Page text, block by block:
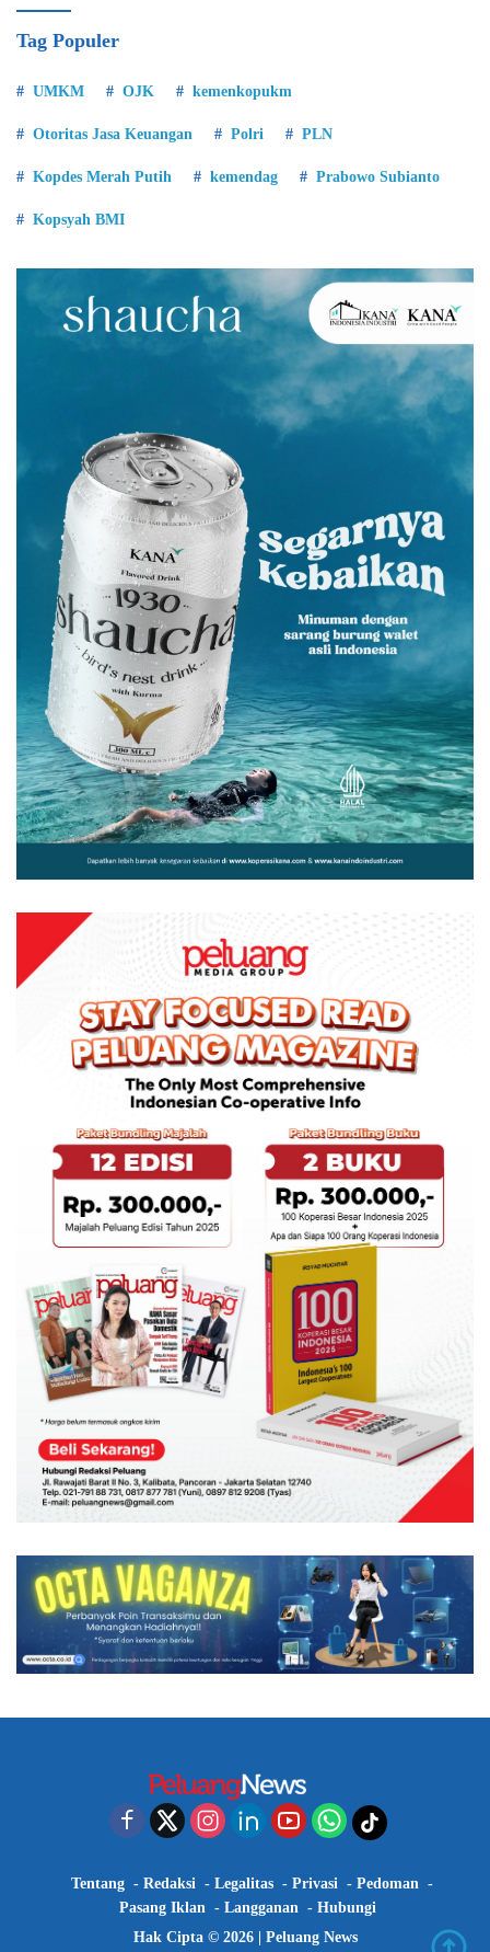
Tag Populer
UMKM OJK kemenkopukm
Otoritas Jasa Keuangan Polri PLN
Kopdes Merah Putih kemendag Prabowo Subianto
Kopsyah BMI
Tentang Redaksi Legalitas Privasi
Pedoman
Pasang Iklan
Langganan
Hubungi
Hak Cipta © 2026 | Peluang News